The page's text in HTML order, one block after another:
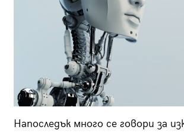
Напоследък много се говори за